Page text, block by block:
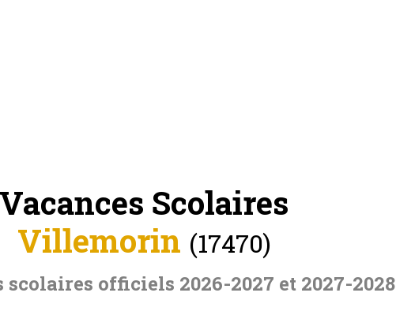
Vacances Scolaires
Villemorin (17470)
officiels 2026-2027 et 2027-2028